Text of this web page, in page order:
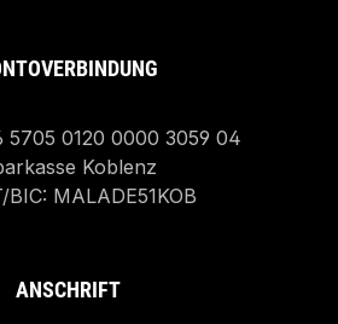
5705 0120 0000 3059 04
Koblenz
BIC: MALADE51KOB
ANSCHRIFT